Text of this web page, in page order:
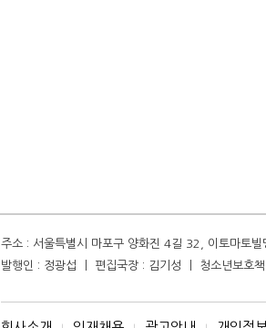
주소 : 서울특별시 마포구 양화진 4길 32, 이토마토
발행인 : 정광섭 ㅣ 편집국장 : 김기성 ㅣ 청소년보